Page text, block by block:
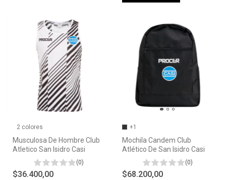
2 colores
Musculosa De Hombre Club
Atletico San Isidro Casi
(0)
$36.400,00
+1
Mochila Candem Club
Atlético De San Isidro Casi
(0)
$68.200,00